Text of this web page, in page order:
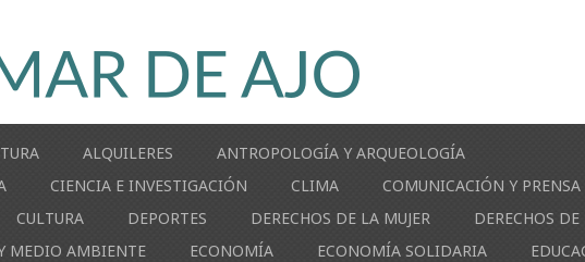
ALQUILERES
ANTROPOLOGÍA Y ARQUEOLOGÍA
CIENCIA E INVESTIGACIÓN CLIMA
COMUNICACIÓN Y PRENSA
CULTURA DEPORTES DERECHOS DE LA MUJER
DERECHOS
MEDIO AMBIENTE ECONOMÍA ECONOMÍA SOLIDARIA